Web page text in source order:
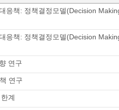
응책: 정책결정모델(Decision
응책: 정책결정모델(Decision
연구
연구
계